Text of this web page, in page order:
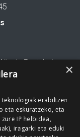
Partekatu ×
teknologiak erabiltzen
eta eskuratzeko, eta
IP helbidea,
iragarki eta eduki